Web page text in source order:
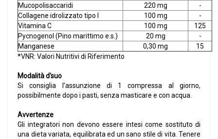
Mucopolisaccaridi
220 mg
-
Collagene idrolizzato tipo I
100 mg
-
Vitamina C
100 mg
125
Pycnogenol (Pino marittimo e.s.)
20 mg
-
Manganese
0,30 mg
15
*VNR: Valori Nutritivi di Riferimento
Modalità d'suo
Si consiglia l’assunzione di 1 compressa al giorno,
possibilmente dopo i pasti, senza masticare e con acqua.
Avvertenze
Gli integratori non devono essere intesi come sostituto di
una dieta variata, equilibrata ed un sano stile di vita. Tenere